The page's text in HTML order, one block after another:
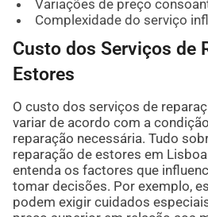
Variações de preço
Complexidade do serviço
Custo dos Serviços de
Estores
O custo dos serviços de
variar de acordo com a
reparação necessária. Tudo
reparação de estores em
entenda os factores que
tomar decisões. Por exemplo,
podem exigir cuidados